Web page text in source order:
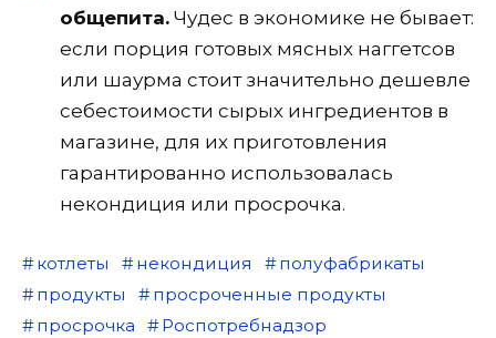
общепита. Чудес в экономике не бывает:
если порция готовых мясных наггетсов
или шаурма стоит значительно дешевле
себестоимости сырых ингредиентов в
магазине, для их приготовления
гарантированно использовалась
некондиция или просрочка.
котлеты некондиция
полуфабрикаты
продукты
просроченные продукты
просрочка
Роспотребнадзор